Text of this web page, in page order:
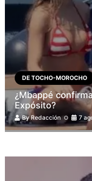
DE TOCHO-MOROCHO
¿Mbappé
Expósito?
ByRedacción 7